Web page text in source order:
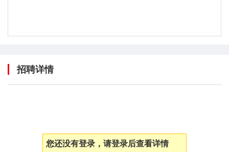
招聘详情
您还没有登录，请登录后查看详情